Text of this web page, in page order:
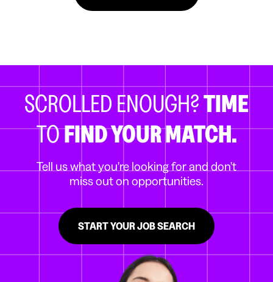
SCROLLED ENOUGH?TIME
TOFIND YOUR MATCH.
Tell us what you're looking for and don't
miss out on opportunities.
START YOUR JOB SEARCH